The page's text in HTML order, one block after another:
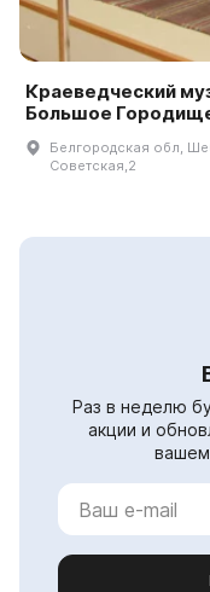
Краеведческий
Большое
Белгородская обл,
Советская,2
Раз в неделю
акции и
вашем